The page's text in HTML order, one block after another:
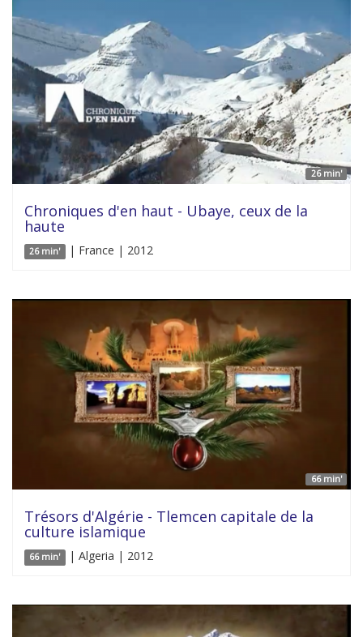
26 min'
Chroniques d'en haut - Ubaye, ceux de la
haute
26 min' | France | 2012
66 min'
Trésors d'Algérie - Tlemcen capitale de la
culture islamique
66 min' | Algeria | 2012